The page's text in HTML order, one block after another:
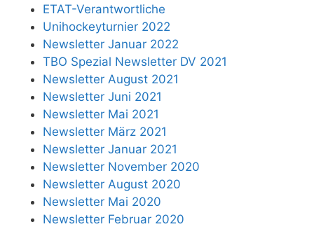
ETAT-Verantwortliche
Unihockeyturnier 2022
Newsletter Januar 2022
TBO Spezial Newsletter DV 2021
Newsletter August 2021
Newsletter Juni 2021
Newsletter Mai 2021
Newsletter März 2021
Newsletter Januar 2021
Newsletter November 2020
Newsletter August 2020
Newsletter Mai 2020
Newsletter Februar 2020